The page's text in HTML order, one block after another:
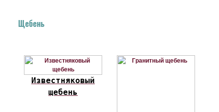
Щебень
Известняковый
щебень